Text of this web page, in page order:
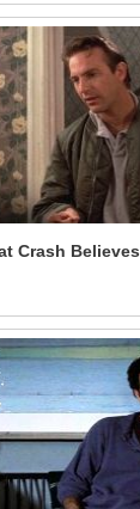
Crash Believes